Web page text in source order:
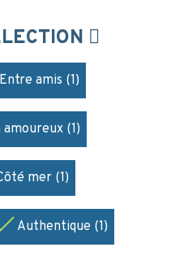
Entre amis (1)
amoureux (1)
mer (1)
Authentique (1)